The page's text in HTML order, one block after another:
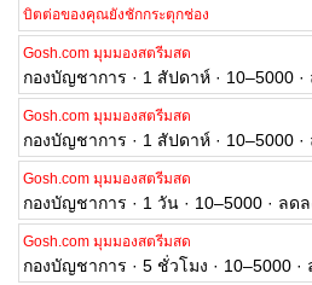
บิตต่อของคุณยังชักกระตุกช่อง
Gosh.com มุมมองสตรีมสด
กองบัญชาการ · 1 สัปดาห์ · 10–5000 ·
Gosh.com มุมมองสตรีมสด
กองบัญชาการ · 1 สัปดาห์ · 10–5000 ·
Gosh.com มุมมองสตรีมสด
กองบัญชาการ · 1 วัน · 10–5000 · ลด
Gosh.com มุมมองสตรีมสด
กองบัญชาการ · 5 ชั่วโมง · 10–5000 ·